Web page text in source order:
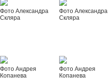
Фото Александра
Скляра
Фото Александра
Скляра
Фото Андрея
Копанева
Фото Андрея
Копанева